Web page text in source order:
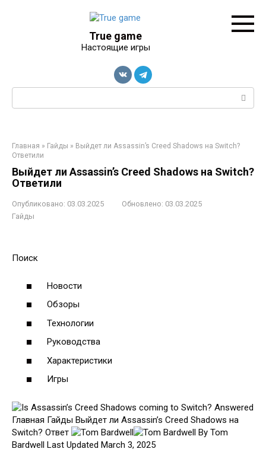
True game
Настоящие игры
Поиск:
Главная » Гайды » Выйдет ли Assassin’s Creed Shadows на Switch?
Ответили
Выйдет ли Assassin’s Creed Shadows на Switch?
Ответили
Опубликовано: 03.03.2025 Обновлено: 03.03.2025
Гайды
Поиск
Новости
Обзоры
Технологии
Руководства
Характеристики
Игры
Главная Гайды Выйдет ли Assassin’s Creed Shadows на
Switch? Ответ
By Tom
Bardwell Last Updated March 3, 2025